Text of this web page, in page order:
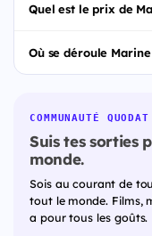
Quel est le prix de
Où se déroule
COMMUNAUTÉ QUODAT
Suis tes sorties
monde.
Sois au courant de
tout le monde. Films,
a pour tous les goûts.